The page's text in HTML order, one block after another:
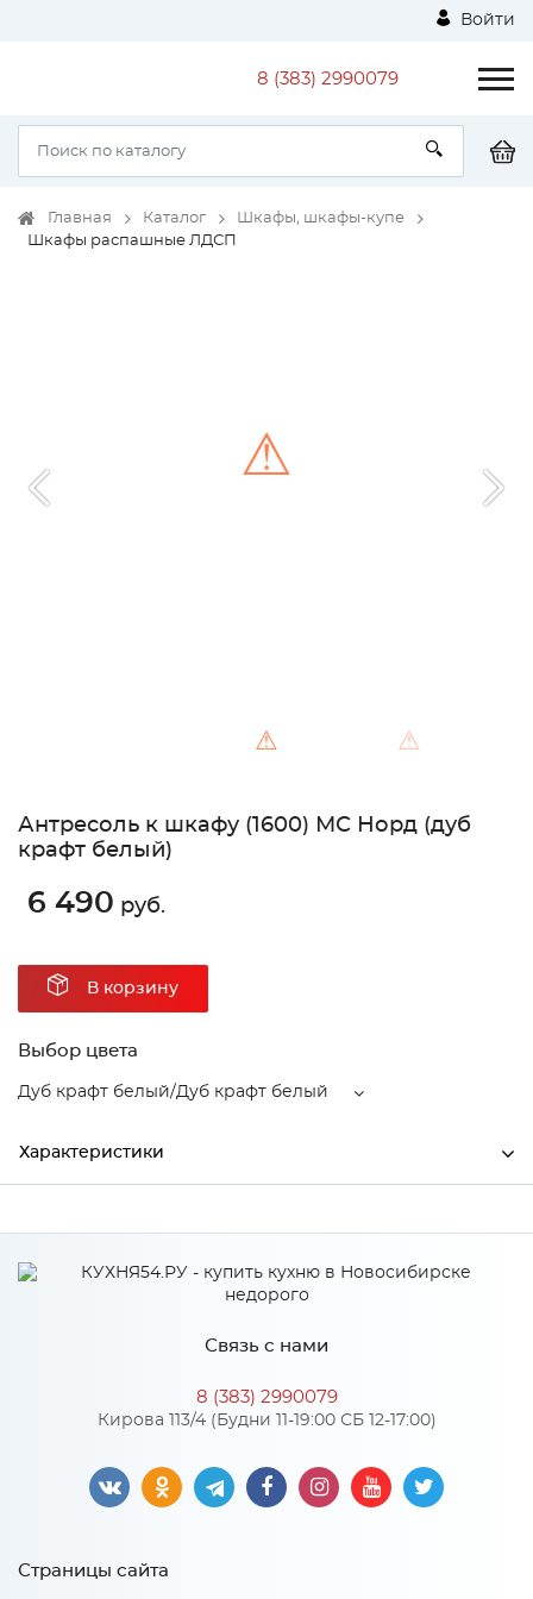
Войти
8 (383) 2990079
Главная Каталог
Шкафы, шкафы-купе
Шкафы распашные ЛДСП
⚠ ⚠
⚠
Антресоль к шкафу (1600) МС Норд (дуб
крафт белый)
6 490 руб.
В корзину
Выбор цвета
Дуб крафт белый/Дуб крафт белый
Характеристики
Дуб крафт белый/Дуб
крафт белый
Связь с нами
8 (383) 2990079
Кирова 113/4 (Будни 11-19:00 СБ 12-17:00)
Страницы сайта